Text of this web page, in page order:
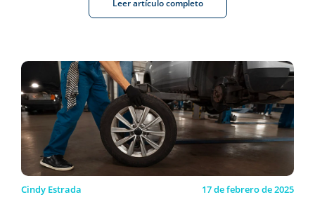
Leer artículo completo
Cindy Estrada 17 de febrero de 2025